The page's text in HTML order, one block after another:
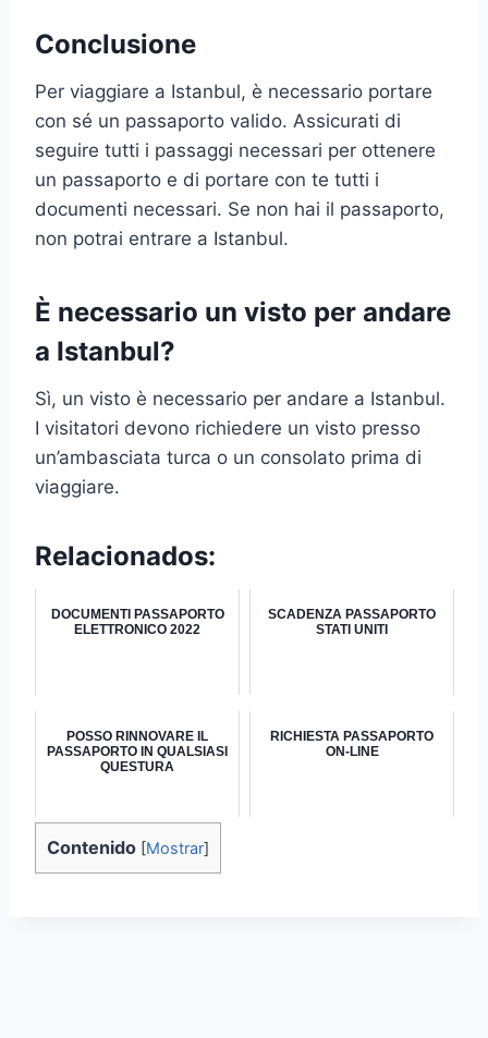
Conclusione
Per viaggiare a Istanbul, è necessario portare
con sé un passaporto valido. Assicurati di
seguire tutti i passaggi necessari per ottenere
un passaporto e di portare con te tutti i
documenti necessari. Se non hai il passaporto,
non potrai entrare a Istanbul.
È necessario un visto per andare
a Istanbul?
Sì, un visto è necessario per andare a Istanbul.
I visitatori devono richiedere un visto presso
un’ambasciata turca o un consolato prima di
viaggiare.
Relacionados:
DOCUMENTI PASSAPORTO
ELETTRONICO 2022
SCADENZA PASSAPORTO
STATI UNITI
POSSO RINNOVARE IL
PASSAPORTO IN QUALSIASI
QUESTURA
RICHIESTA PASSAPORTO
ON-LINE
Contenido [Mostrar]